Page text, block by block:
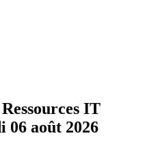
IT
06 août 2026